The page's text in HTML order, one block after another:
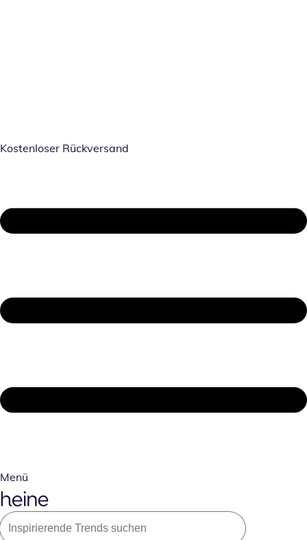
Kostenloser Rückversand
Menü